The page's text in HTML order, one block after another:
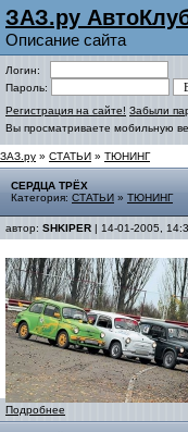
ЗАЗ.ру
Описание сайта
Логин:
Пароль:
Регистрация на сайте! Забыли
Вы просматриваете мобильную
ЗАЗ.ру » СТАТЬИ » ТЮНИНГ
СЕРДЦА ТРЁХ
Категория: СТАТЬИ » ТЮНИНГ
автор: SHKIPER | 14-01-2005,
Подробнее